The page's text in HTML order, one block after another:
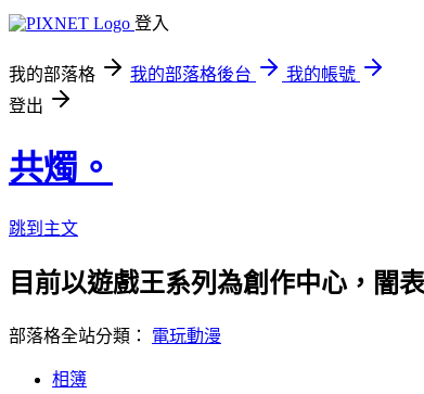
登入
我的部落格 我的部落格後台
我的帳號
登出
共燭。
跳到主文
目前以遊戲王系列為創作中心，闇
部落格全站分類： 電玩動漫
相簿